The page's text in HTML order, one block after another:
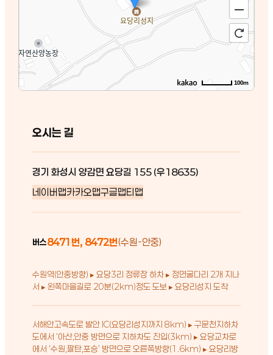
100m
오시는 길
경기 화성시 양감면 요당길 155 (우18635)
네이버맵카카오맵구글맵티맵
버스8471번, 8472번(수원-안중)
수원역(안중방향) ▸ 요당3리 정류장 하차 ▸ 정면굴다리 2개 지나
서 ▸ 왼쪽마을길로 20분(2km)정도 도보 ▸ 요당리성지 도착
서해안고속도로 발안 IC(요당리성지까지 8km) ▸ 구문천지하차
도에서 ‘아산,안중 방면으로 지하차도 진입(3km) ▸ 요당교차로
에서 ‘수원,팔탄,포승’ 방면으로 오른쪽방향(1.6km) ▸ 요당리방